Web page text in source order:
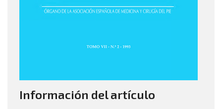
Información del artículo